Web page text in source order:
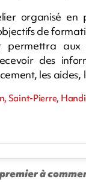
organisé
de
permettra
des
les aides,
Saint-Pierre,